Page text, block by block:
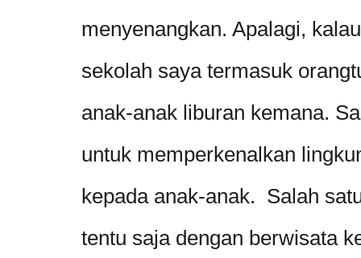
menyenangkan. Apalagi,
sekolah saya termasuk
anak-anak liburan kemana.
untuk memperkenalkan
kepada anak-anak. Salah
tentu saja dengan berwisata